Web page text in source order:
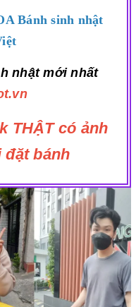
Bánh sinh nhật
nhật mới nhất
THẬT có ảnh
bánh